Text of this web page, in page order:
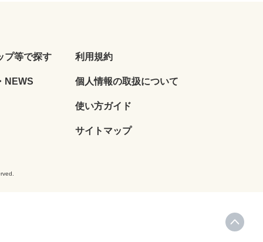
プ等で探す
NEWS
利用規約
個人情報の取扱について
使い方ガイド
サイトマップ